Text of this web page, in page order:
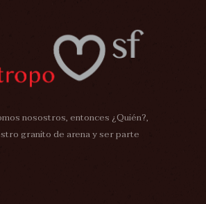
nosostros, entonces ¿Quién?,
granito de arena y ser parte